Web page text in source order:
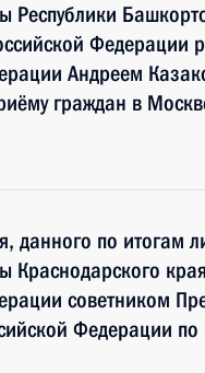
Республики
Федерации
Андреем
граждан в
данного по итогам
Краснодарского
советником
Федерации